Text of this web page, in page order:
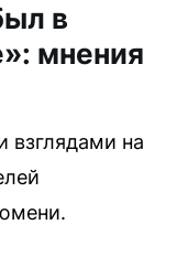
в
мнения
взглядами на